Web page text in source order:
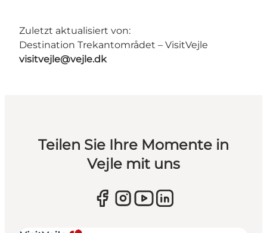
Zuletzt aktualisiert von:
Destination Trekantområdet – VisitVejle
visitvejle@vejle.dk
Teilen Sie Ihre Momente in
Vejle mit uns